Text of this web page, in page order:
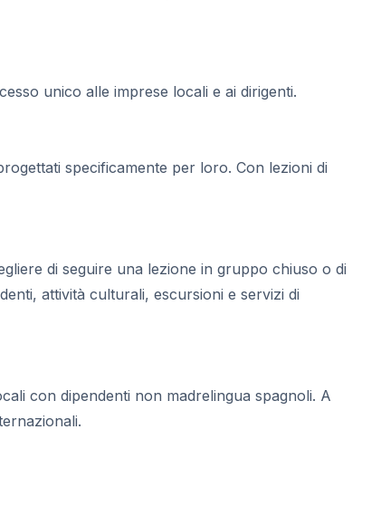
unico alle imprese locali e ai dirigenti.
specificamente per loro. Con lezioni di
di seguire una lezione in gruppo chiuso o di
attività culturali, escursioni e servizi di
con dipendenti non madrelingua spagnoli. A